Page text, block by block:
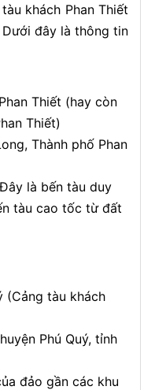
khách Phan Thiết
đây là thông tin
Thiết (hay còn
Thiết)
Thành phố Phan
là bến tàu duy
tàu cao tốc từ đất
(Cảng tàu khách
Phú Quý, tỉnh
đảo gần các khu